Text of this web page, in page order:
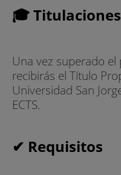
🎓 Titulaciones
Una vez superado
recibirás el Título
Universidad San
ECTS.
✔ Requisitos